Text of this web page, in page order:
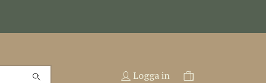
Logga in